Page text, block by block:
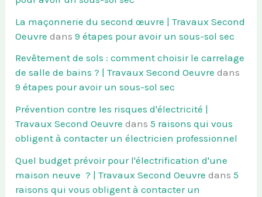
La maçonnerie du second œuvre | Travaux Second
Oeuvre dans9 étapes pour avoir un sous-sol sec
Revêtement de sols : comment choisir le carrelage
de salle de bains ? | Travaux Second Oeuvre dans
9 étapes pour avoir un sous-sol sec
Prévention contre les risques d'électricité |
Travaux Second Oeuvre dans5 raisons qui vous
obligent à contacter un électricien professionnel
Quel budget prévoir pour l'électrification d'une
maison neuve ? | Travaux Second Oeuvre dans5
raisons qui vous obligent à contacter un